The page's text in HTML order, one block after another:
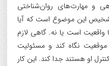
و مهارت‌های روان‌شناختی
این موضوع است که آیا
است یا نه. گاهی لازم
موقعیت نگاه کند و مسئولیت
او هستند جدا کند. این کار